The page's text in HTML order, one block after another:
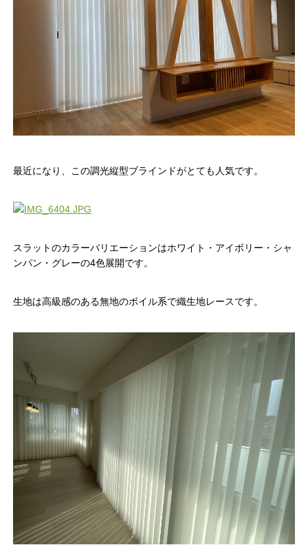
最近になり、この調光縦型ブラインドがとても人気です。
スラットのカラーバリエーションはホワイト・アイボリー・シャ
ンパン・グレーの4色展開です。
生地は高級感のある無地のボイル系で織生地レースです。